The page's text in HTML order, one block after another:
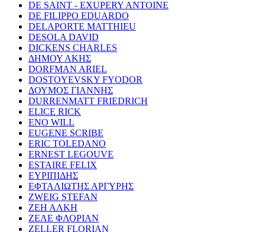
DE SAINT - EXUPERY ANTOINE
DE FILIPPO EDUARDO
DELAPORTE MATTHIEU
DESOLA DAVID
DICKENS CHARLES
ΔΗΜΟΥ ΑΚΗΣ
DORFMAN ARIEL
DOSTOYEVSKY FYODOR
ΔΟΥΜΟΣ ΓΙΑΝΝΗΣ
DURRENMATT FRIEDRICH
ELICE RICK
ENO WILL
EUGENE SCRIBE
ERIC TOLEDANO
ERNEST LEGOUVE
ESTAIRE FELIX
ΕΥΡΙΠΙΔΗΣ
ΕΦΤΑΛΙΩΤΗΣ ΑΡΓΥΡΗΣ
ZWEIG STEFAN
ΖΕΗ ΑΛΚΗ
ΖΕΛΕ ΦΛΟΡΙΑΝ
ZELLER FLORIAN